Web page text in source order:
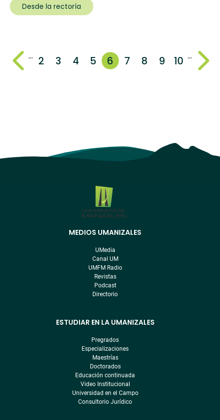
Desde la rectoría
… 2 3 4 5 6 7 8 9 10 …
MEDIOS UMANIZALES
UMedia
Canal UM
UMFM Radio
Revistas
Podcast
Directorio
ESTUDIAR EN LA UMANIZALES
Pregrados
Especializaciones
Maestrías
Doctorados
Educación continuada
Video Institucional
Universidad en el Campo
Consultorio Jurídico